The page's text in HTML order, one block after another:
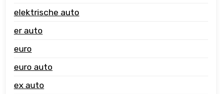
elektrische auto
er auto
euro
euro auto
ex auto